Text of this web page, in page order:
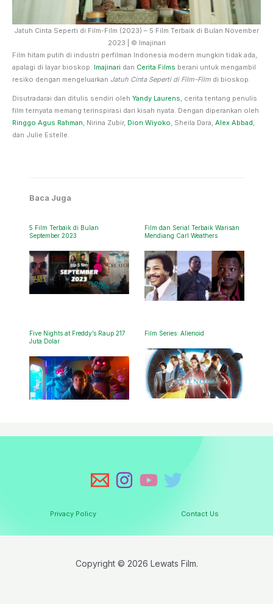
Jatuh Cinta Seperti di Film-Film (2023) – 5 Film Terbaik di Bulan November
2023 | © Imajinari
Film hitam putih di industri perfilman Indonesia modern mungkin tidak ada,
apalagi di layar bioskop. Imajinari dan Cerita Films berani untuk mengambil
resiko dengan mengeluarkan Jatuh Cinta Seperti di Film-Film di bioskop.
Disutradarai dan ditulis sendiri oleh Yandy Laurens , cerita tentang penulis
film ternyata memang terinspirasi dari kisah nyata. Dengan diperankan oleh
Ringgo Agus Rahman , Nirina Zubir, Dion Wiyoko , Sheila Dara, Alex Abbad
dan Julie Estelle.
Baca Juga
5 Film Terbaik di Bulan
September 2023
Film dan Serial Terbaik Warisan
Mendiang Carl Weathers
Five Nights at Freddy’s Raup 217
Juta Dolar
Film Series: Alienoid
Privacy Policy Contact Us
Copyright © 2026 Lewats Film.